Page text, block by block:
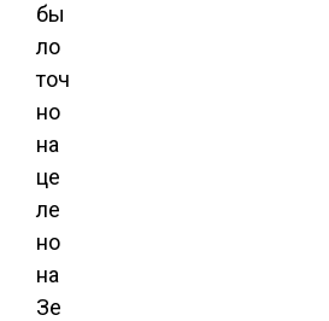
бы
ло
точ
но
на
це
ле
но
на
Зе